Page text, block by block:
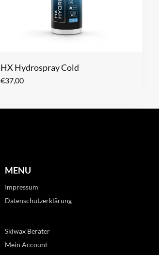
HX Hydrospray Cold
€37,00
MENU
Impressum
Datenschutzerklärung
Skiwax Berater
Mein Account